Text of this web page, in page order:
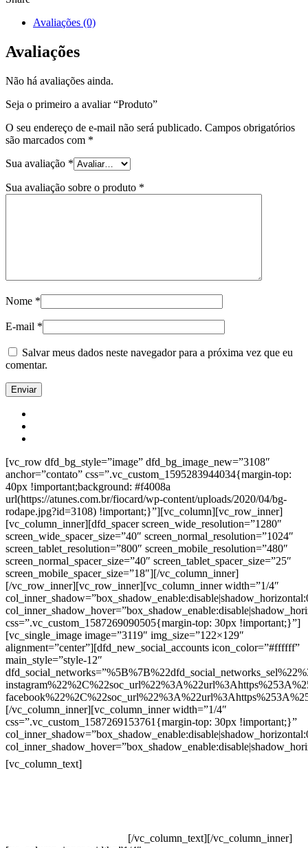
Avaliações (0)
Avaliações
Não há avaliações ainda.
Seja o primeiro a avaliar “Produto”
O seu endereço de e-mail não será publicado. Campos obrigatórios
são marcados com *
Sua avaliação *
Sua avaliação sobre o produto *
Nome *
E-mail *
Salvar meus dados neste navegador para a próxima vez que eu
comentar.
[vc_row dfd_bg_style=”image” dfd_bg_image_new=”3108″
anchor=”contato” css=”.vc_custom_1595283944034{margin-top:
40px !important;background: #f4008a
url(https://atunes.com.br/fiocard/wp-content/uploads/2020/04/bg-
rodape.jpg?id=3108) !important;}”][vc_column][vc_row_inner]
[vc_column_inner][dfd_spacer screen_wide_resolution=”1280″
screen_wide_spacer_size=”40″ screen_normal_resolution=”1024″
screen_tablet_resolution=”800″ screen_mobile_resolution=”480″
screen_normal_spacer_size=”40″ screen_tablet_spacer_size=”25″
screen_mobile_spacer_size=”18″][/vc_column_inner]
[/vc_row_inner][vc_row_inner][vc_column_inner width=”1/4″
css=”.vc_custom_1587269090505{margin-top: 30px !important;}”]
[vc_single_image image=”3119″ img_size=”122×129″
alignment=”center”][dfd_new_social_accounts icon_color=”#ffffff”
main_style=”style-12″
[/vc_column_inner][vc_column_inner width=”1/4″
css=”.vc_custom_1587269153761{margin-top: 30px !important;}”
[vc_column_text]
[/vc_column_text][/vc_column_inner]